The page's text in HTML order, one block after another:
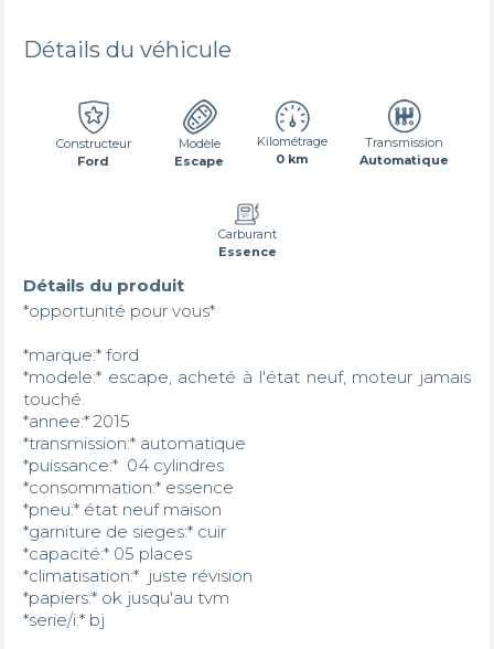
Détails du véhicule
Constructeur
Ford
Modèle
Escape
Kilométrage
0 km
Transmission
Automatique
Carburant
Essence
Détails du produit
*opportunité pour vous*
*marque:* ford
*modele:* escape, acheté à l'état neuf, moteur jamais
touché.
*annee:* 2015
*transmission:* automatique
*puissance:*  04 cylindres
*consommation:* essence
*pneu:* état neuf maison
*garniture de sieges:* cuir
*capacité:* 05 places
*climatisation:*  juste révision
*papiers:* ok jusqu'au tvm
*serie/i:* bj